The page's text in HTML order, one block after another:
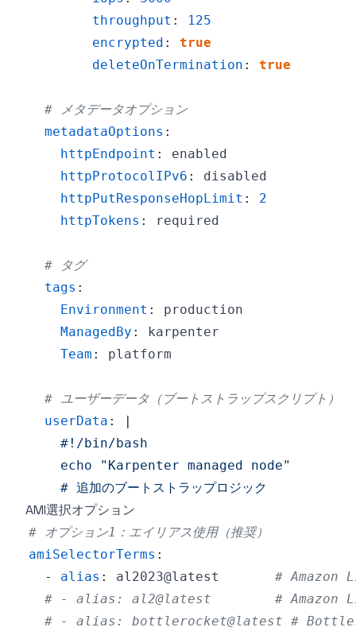
throughput :
125
encrypted :
true
deleteOnTermination : true
# メタデータオプション
metadataOptions :
httpEndpoint :
httpProtocolIPv6 :
httpPutResponseHopLimit :
2
httpTokens :
# タグ
tags :
Environment :
ManagedBy :
Team :
# ユーザーデータ（ブートストラップスクリプト）
userData :
|
    # 追加のブートストラップロジック
AMI選択オプション
# オプション1：エイリアス使用（推奨）
amiSelectorTerms :
-
alias : al2023@latest # Amazon
# - alias: al2@latest        # Amazon
# - alias: bottlerocket@latest #